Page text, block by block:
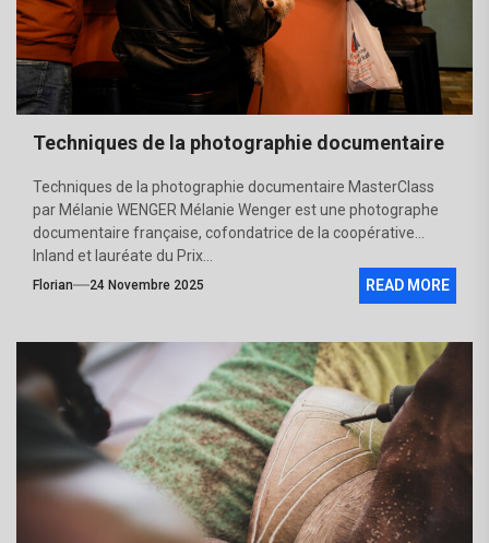
Techniques de la photographie documentaire
Techniques de la photographie documentaire MasterClass
par Mélanie WENGER Mélanie Wenger est une photographe
documentaire française, cofondatrice de la coopérative
Inland et lauréate du Prix...
Florian 24 Novembre 2025 READ MORE